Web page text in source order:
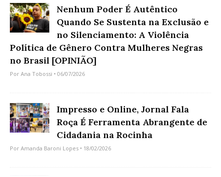
Nenhum Poder É Autêntico
Quando Se Sustenta na Exclusão e
no Silenciamento: A Violência
Política de Gênero Contra Mulheres Negras
no Brasil [OPINIÃO]
Por Ana Tobossi • 06/07/2026
Impresso e Online, Jornal Fala
Roça É Ferramenta Abrangente de
Cidadania na Rocinha
Por Amanda Baroni Lopes • 18/02/2026